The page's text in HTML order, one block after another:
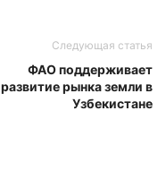
Следующая статья
ФАО поддерживает
развитие рынка земли в
Узбекистане